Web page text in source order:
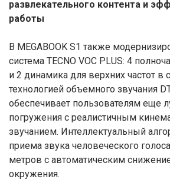
развлекательного контента и
работы
В MEGABOOK S1 также
система TECNO VOC PLUS: 4
и 2 динамика для верхних частот в
технологией объемного звучания
обеспечивает пользователям еще
погружения с реалистичным
звучанием. Интеллектуальный
приема звука человеческого
метров с автоматическим
окружения.